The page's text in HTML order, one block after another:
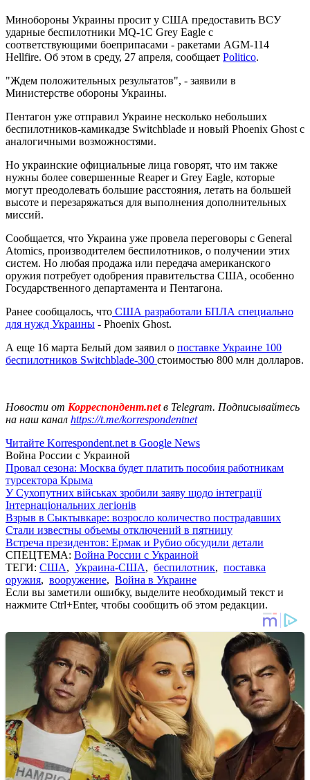
Минобороны Украины просит у США предоставить ВСУ
ударные беспилотники MQ-1C Grey Eagle с
соответствующими боеприпасами - ракетами AGM-114
Hellfire. Об этом в среду, 27 апреля, сообщает Politico.
"Ждем положительных результатов", - заявили в
Министерстве обороны Украины.
Пентагон уже отправил Украине несколько небольших
беспилотников-камикадзе Switchblade и новый Phoenix Ghost с
аналогичными возможностями.
Но украинские официальные лица говорят, что им также
нужны более совершенные Reaper и Grey Eagle, которые
могут преодолевать большие расстояния, летать на большей
высоте и перезаряжаться для выполнения дополнительных
миссий.
Сообщается, что Украина уже провела переговоры с General
Atomics, производителем беспилотников, о получении этих
систем. Но любая продажа или передача американского
оружия потребует одобрения правительства США, особенно
Государственного департамента и Пентагона.
Ранее сообщалось, что США разработали БПЛА специально
для нужд Украины - Phoenix Ghost.
А еще 16 марта Белый дом заявил о поставке Украине 100
беспилотников Switchbladе-300 стоимостью 800 млн долларов.
Новости от Корреспондент.netв Telegram. Подписывайтесь
на наш канал https://t.me/korrespondentnet
Читайте Korrespondent.net в Google News
Война России с Украиной
Провал сезона: Москва будет платить пособия работникам
турсектора Крыма
У Сухопутних військах зробили заяву щодо інтеграції
Інтернаціональних легіонів
Взрыв в Сыктывкаре: возросло количество пострадавших
Стали известны объемы отключений в пятницу
Встреча президентов: Ермак и Рубио обсудили детали
СПЕЦТЕМА: Война России с Украиной
ТЕГИ: США, Украина-США, беспилотник, поставка
оружия, вооружение, Война в Украине
Если вы заметили ошибку, выделите необходимый текст и
нажмите Ctrl+Enter, чтобы сообщить об этом редакции.